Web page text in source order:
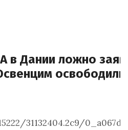
в Дании ложно
освободили
31132404.2c9/